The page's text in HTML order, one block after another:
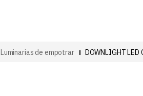
Luminarias de empotrar DOWNLIGHT LED